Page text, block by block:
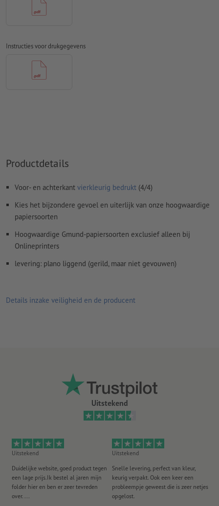
Om ervoor te zorgen dat het motief bij het eindproduct niet
Resolutie:300 dpi
Rondom 2 mm
ten minste 4 mm afstand ten opzichte van het eindformaat
Spel- en zetfouten
Overdrukinstellingenworden door ons niet gecontroleerd
Commentarenworden verwijderd en niet afgedrukt
Inhoud vanformuliervelden
Hoe maak ik afdrukgegevens correct?
Instructies voor drukgegevens
Productdetails
Voor- en achterkant vierkleurig bedrukt (4/4)
Kies het bijzondere gevoel en uiterlijk van onze hoogwaardige
papiersoorten
Hoogwaardige Gmund-papiersoorten exclusief alleen bij
Onlineprinters
levering: plano liggend (gerild, maar niet gevouwen)
Details inzake veiligheid en de producent
Uitstekend
Uitstekend
Duidelijke website, goed product tegen
een lage prijs.Ik bestel al jaren mijn
folder hier en ben er zeer tevreden
over. ...
Uitstekend
Snelle levering, perfect van kleur,
keurig verpakt. Ook een keer een
probleempje geweest die is zeer netjes
opgelost.